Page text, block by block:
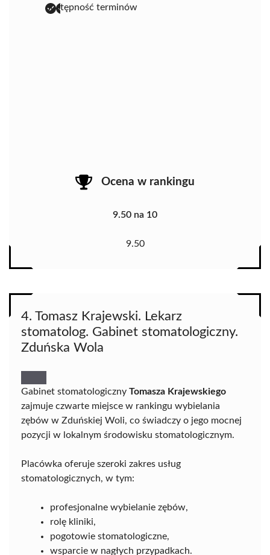
dostępność terminów
Ocena w rankingu
9.50 na 10
9.50
4. Tomasz Krajewski. Lekarz
stomatolog. Gabinet stomatologiczny.
Zduńska Wola
Gabinet stomatologiczny Tomasza Krajewskiego
zajmuje czwarte miejsce w rankingu wybielania
zębów w Zduńskiej Woli, co świadczy o jego mocnej
pozycji w lokalnym środowisku stomatologicznym.
Placówka oferuje szeroki zakres usług
stomatologicznych, w tym:
profesjonalne wybielanie zębów,
rolę kliniki,
pogotowie stomatologiczne,
wsparcie w nagłych przypadkach.